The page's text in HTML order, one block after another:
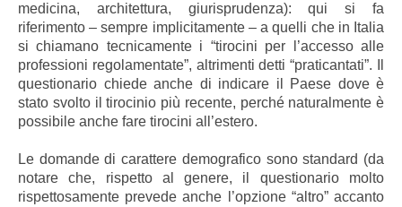
medicina, architettura, giurisprudenza): qui si fa
riferimento – sempre implicitamente – a quelli che in Italia
si chiamano tecnicamente i “tirocini per l’accesso alle
professioni regolamentate”, altrimenti detti “praticantati”. Il
questionario chiede anche di indicare il Paese dove è
stato svolto il tirocinio più recente, perché naturalmente è
possibile anche fare tirocini all’estero.
Le domande di carattere demografico sono standard (da
notare che, rispetto al genere, il questionario molto
rispettosamente prevede anche l’opzione “altro” accanto